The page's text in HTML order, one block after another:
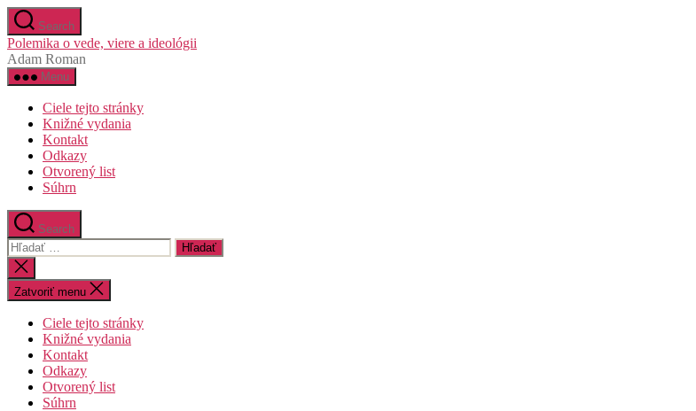
Preskočiť
na
obsah
Search
Polemika o vede, viere a ideológii
Adam Roman
Menu
Ciele tejto stránky
Knižné vydania
Kontakt
Odkazy
Otvorený list
Súhrn
Search
Vyhľadať:
Zatvoriť
vyhľadávanie
Zatvoriť menu
Ciele tejto stránky
Knižné vydania
Kontakt
Odkazy
Otvorený list
Súhrn